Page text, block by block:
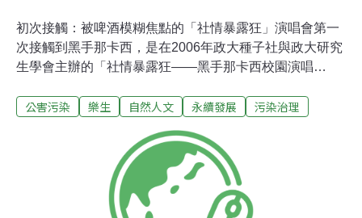
初次接觸：被啤酒模糊焦點的「社情暴露狂」演唱會第一
次接觸到黑手那卡西，是在2006年政大種子社與政大研究
生學會主辦的「社情暴露狂――黑手那卡西校園演唱
奮人心、用真實生命所譜成的歌曲；然而，就如同底層人
校園中並沒有引起太多的迴響，反而因為會場中贈送啤
酒，引起政大校方的疑慮，意圖以違反校規阻擾這場富饒
社會實踐意涵的演唱會。由於校規並沒有規定酒類不得在
校園中贈送，於是演唱會在工作人員與校方的拉鋸中結束
公害污染 樂生 自然人文 永續發展 污染治理